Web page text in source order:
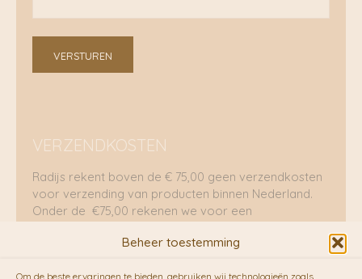
Beheer toestemming
Om de beste ervaringen te bieden, gebruiken wij technologieën zoals
VERSTUREN
VERZENDKOSTEN
Radijs rekent boven de € 75,00 geen verzendkosten
voor verzending van producten binnen Nederland.
Onder de €75,00 rekenen we voor een